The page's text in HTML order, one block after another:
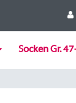
Socken Gr.